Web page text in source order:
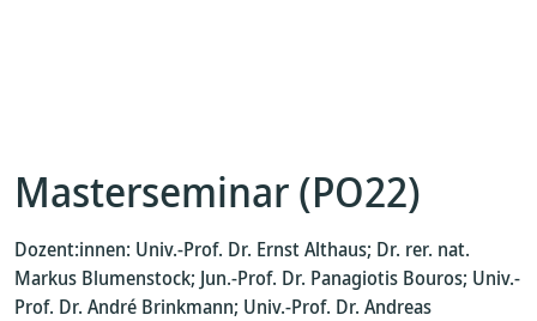
Masterseminar (PO22)
Dozent:innen: Univ.-Prof. Dr. Ernst Althaus; Dr. rer. nat.
Markus Blumenstock; Jun.-Prof. Dr. Panagiotis Bouros; Univ.-
Prof. Dr. André Brinkmann; Univ.-Prof. Dr. Andreas